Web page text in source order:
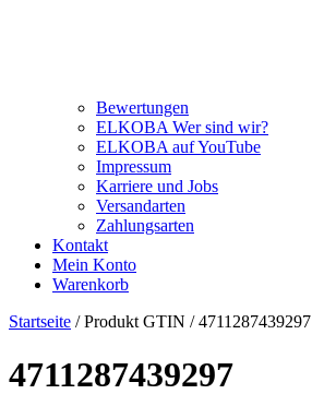
Bewertungen
ELKOBA Wer sind wir?
ELKOBA auf YouTube
Impressum
Karriere und Jobs
Versandarten
Zahlungsarten
Kontakt
Mein Konto
Warenkorb
Startseite / Produkt GTIN / 4711287439297
4711287439297